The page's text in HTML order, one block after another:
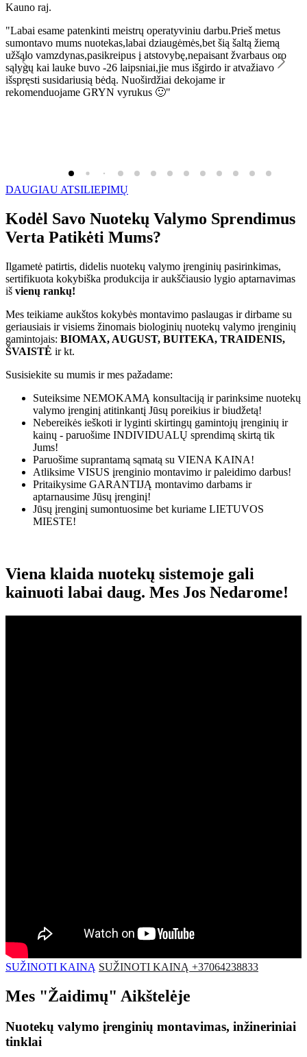
Kauno raj.
"Labai esame patenkinti meistrų operatyviniu darbu.Prieš metus
sumontavo mums nuotekas,labai dziaugėmės,bet šią šaltą žiemą
užšąlo vamzdynas,pasikreipus į atstovybę,nepaisant žvarbaus oro
sąlygų kai lauke buvo -26 laipsniai,jie mus išgirdo ir atvažiavo
išspręsti susidariusią bėdą. Nuoširdžiai dekojame ir
rekomenduojame GRYN vyrukus 🙂"
DAUGIAU ATSILIEPIMŲ
Kodėl Savo Nuotekų Valymo Sprendimus
Verta Patikėti Mums?
Ilgametė patirtis, didelis nuotekų valymo įrenginių pasirinkimas,
sertifikuota kokybiška produkcija ir aukščiausio lygio aptarnavimas
iš vienų rankų!
Mes teikiame aukštos kokybės montavimo paslaugas ir dirbame su
geriausiais ir visiems žinomais biologinių nuotekų valymo įrenginių
gamintojais: BIOMAX, AUGUST, BUITEKA, TRAIDENIS,
ŠVAISTĖ ir kt.
Susisiekite su mumis ir mes pažadame:
Suteiksime NEMOKAMĄ konsultaciją ir parinksime nuotekų
valymo įrenginį atitinkantį Jūsų poreikius ir biudžetą!
Nebereikės ieškoti ir lyginti skirtingų gamintojų įrenginių ir
kainų - paruošime INDIVIDUALŲ sprendimą skirtą tik
Jums!
Paruošime suprantamą sąmatą su VIENA KAINA!
Atliksime VISUS įrenginio montavimo ir paleidimo darbus!
Pritaikysime GARANTIJĄ montavimo darbams ir
aptarnausime Jūsų įrenginį!
Jūsų įrenginį sumontuosime bet kuriame LIETUVOS
MIESTE!
Viena klaida nuotekų sistemoje gali
kainuoti labai daug. Mes Jos Nedarome!
SUŽINOTI KAINĄ SUŽINOTI KAINĄ +37064238833
Mes "Žaidimų" Aikštelėje
Nuotekų valymo įrenginių montavimas, inžineriniai
tinklai